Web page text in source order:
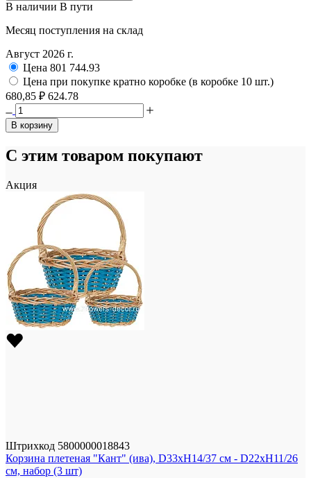
В наличии В пути
Месяц поступления на склад
Август 2026 г.
Цена 801 744.93
Цена при покупке кратно коробке (в коробке 10 шт.)
680,85 ₽ 624.78
В корзину
С этим товаром покупают
Акция
Штрихкод 5800000018843
Корзина плетеная "Кант" (ива), D33xH14/37 см - D22xH11/26
см, набор (3 шт)